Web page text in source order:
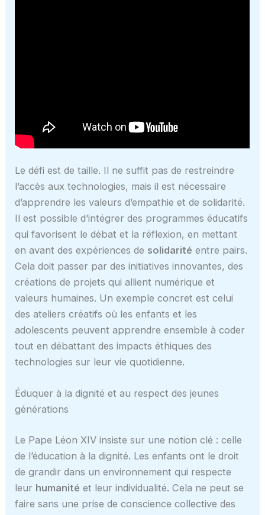
Le défi est de taille. Il ne suffit pas de restreindre
l’accès aux technologies, mais il est nécessaire
d’apprendre les valeurs d’empathie et de solidarité.
Il est possible d’intégrer des programmes éducatifs
qui favorisent le débat et la réflexion, en mettant
en avant des expériences de solidarité entre pairs.
Cela doit passer par des initiatives innovantes, des
créations de projets qui allient numérique et
valeurs humaines. Un exemple concret est celui
des ateliers créatifs où les enfants et les
adolescents peuvent apprendre ensemble à coder
tout en débattant des impacts éthiques des
technologies sur leur vie quotidienne.
Éduquer à la dignité et au respect des jeunes
générations
Le Pape Léon XIV insiste sur une notion clé : celle
de l’éducation à la dignité. Les enfants ont le droit
de grandir dans un environnement qui respecte
leur humanité et leur individualité. Cela ne peut se
faire sans une prise de conscience collective des